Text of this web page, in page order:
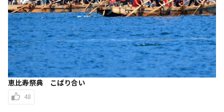
恵比寿祭典 こばり合い
48